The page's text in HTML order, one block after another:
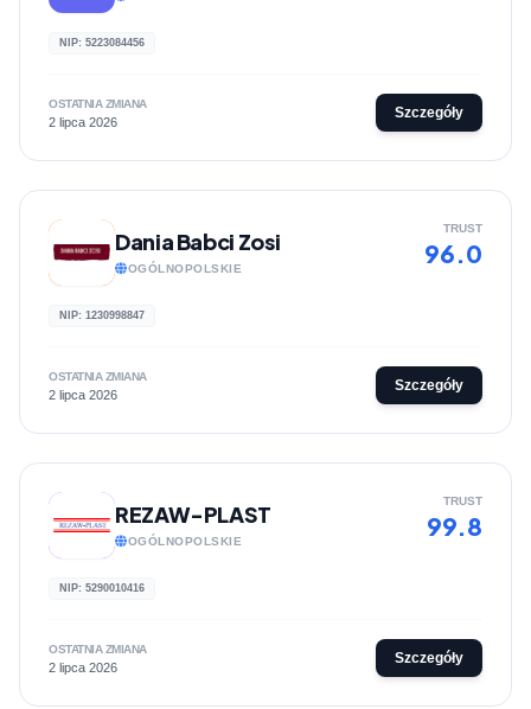
NIP: 5223084456
OSTATNIA ZMIANA
2 lipca 2026
Szczegóły
Dania Babci Zosi
OGÓLNOPOLSKIE
TRUST
96.0
NIP: 1230998847
OSTATNIA ZMIANA
2 lipca 2026
Szczegóły
REZAW-PLAST
OGÓLNOPOLSKIE
TRUST
99.8
NIP: 5290010416
OSTATNIA ZMIANA
2 lipca 2026
Szczegóły